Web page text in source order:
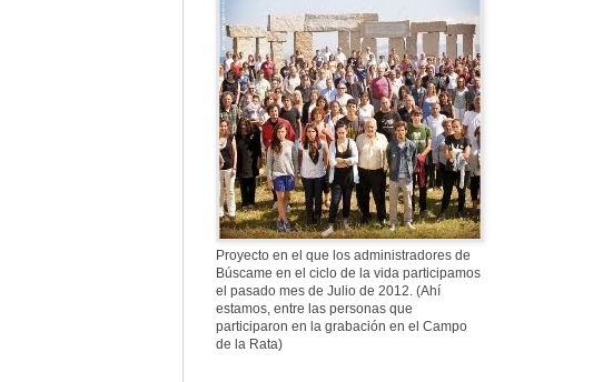
fusilaron mal
307. Vuestros
nombres no se han
borrado en la
Historia
Proyecto en el que los administradores de
Búscame en el ciclo de la vida participamos
el pasado mes de Julio de 2012. (Ahí
estamos, entre las personas que
participaron en la grabación en el Campo
de la Rata)